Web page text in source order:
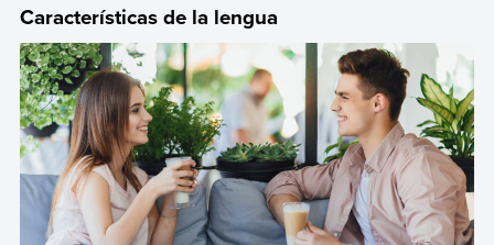
Características de la lengua